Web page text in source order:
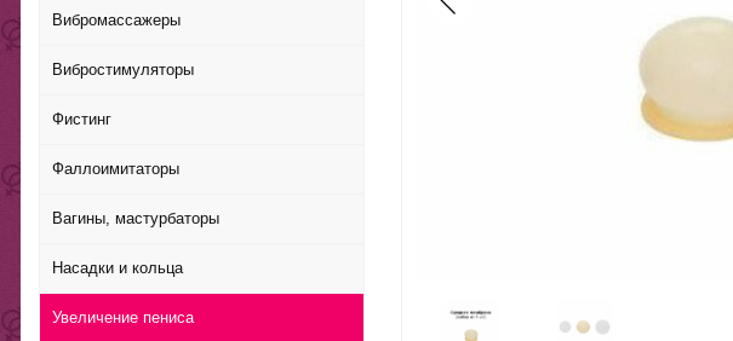
Вибромассажеры
Вибростимуляторы
Фистинг
Фаллоимитаторы
Вагины, мастурбаторы
Насадки и кольца
Увеличение пениса